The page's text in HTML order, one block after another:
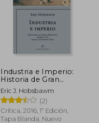
45%
dcto.
Industria e Imperio:
Historia de Gran
Bretaña Desde 1750
Hasta Nuestros Días
Eric J. Hobsbawm
(2)
Crítica, 2016, 1ª Edición,
Tapa Blanda, Nuevo